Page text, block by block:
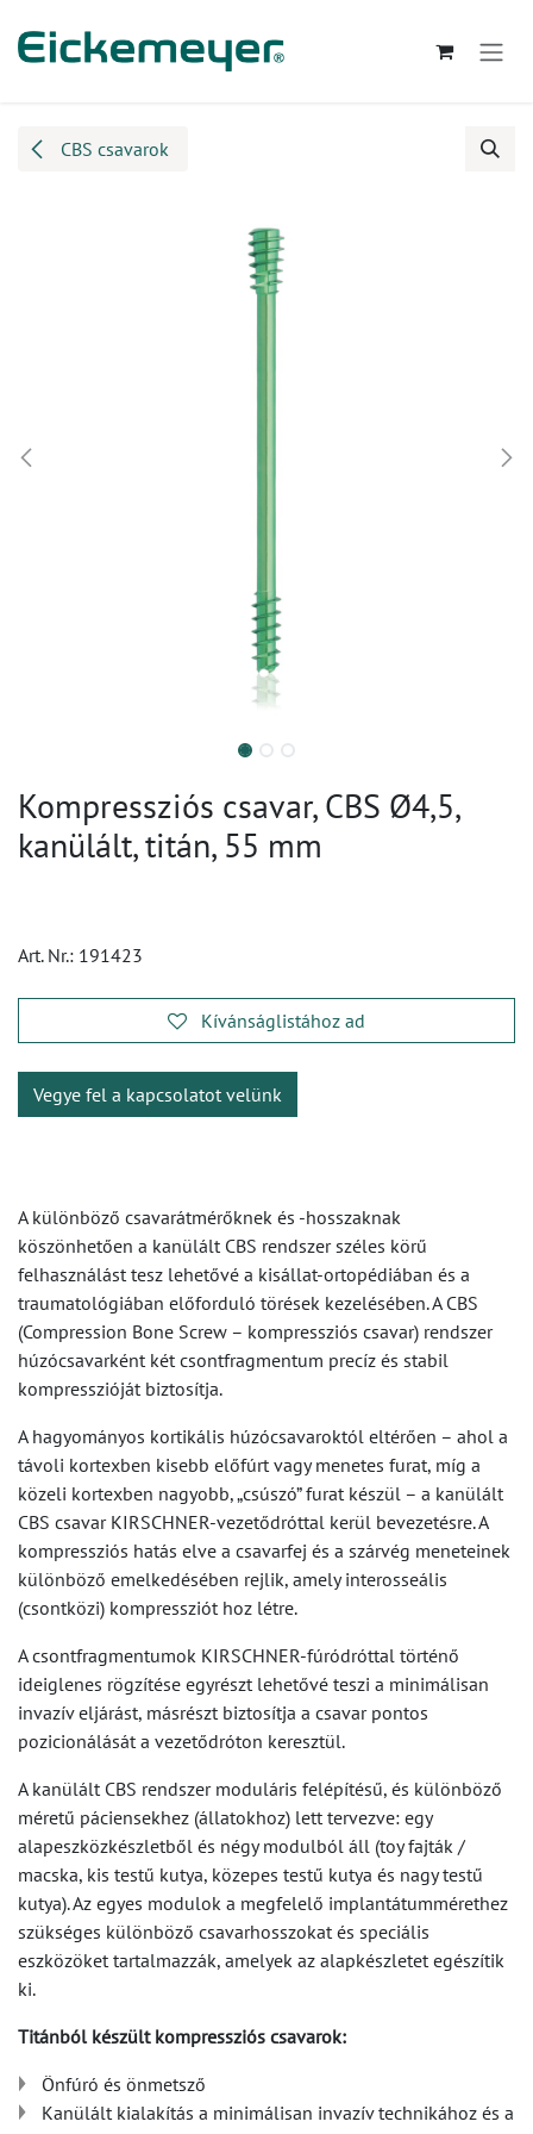
CBS csavarok
Kompressziós csavar, CBS Ø4,5,
kanülált, titán, 55 mm
Art. Nr.: 191423
Kívánságlistához ad
Vegye fel a kapcsolatot velünk
A különböző csavarátmérőknek és -hosszaknak
köszönhetően a kanülált CBS rendszer széles körű
felhasználást tesz lehetővé a kisállat-ortopédiában és a
traumatológiában előforduló törések kezelésében. A CBS
(Compression Bone Screw – kompressziós csavar) rendszer
húzócsavarként két csontfragmentum precíz és stabil
kompresszióját biztosítja.
A hagyományos kortikális húzócsavaroktól eltérően – ahol a
távoli kortexben kisebb előfúrt vagy menetes furat, míg a
közeli kortexben nagyobb, „csúszó” furat készül – a kanülált
CBS csavar KIRSCHNER-vezetődróttal kerül bevezetésre. A
kompressziós hatás elve a csavarfej és a szárvég meneteinek
különböző emelkedésében rejlik, amely interosseális
(csontközi) kompressziót hoz létre.
A csontfragmentumok KIRSCHNER-fúródróttal történő
ideiglenes rögzítése egyrészt lehetővé teszi a minimálisan
invazív eljárást, másrészt biztosítja a csavar pontos
pozicionálását a vezetődróton keresztül.
A kanülált CBS rendszer moduláris felépítésű, és különböző
méretű páciensekhez (állatokhoz) lett tervezve: egy
alapeszközkészletből és négy modulból áll (toy fajták /
macska, kis testű kutya, közepes testű kutya és nagy testű
kutya). Az egyes modulok a megfelelő implantátummérethez
szükséges különböző csavarhosszokat és speciális
eszközöket tartalmazzák, amelyek az alapkészletet egészítik
ki.
Titánból készült kompressziós csavarok:
Önfúró és önmetsző
Kanülált kialakítás a minimálisan invazív technikához és a